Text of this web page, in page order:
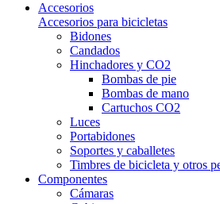
Accesorios
Accesorios para bicicletas
Bidones
Candados
Hinchadores y CO2
Bombas de pie
Bombas de mano
Cartuchos CO2
Luces
Portabidones
Soportes y caballetes
Timbres de bicicleta y otros
Componentes
Cámaras